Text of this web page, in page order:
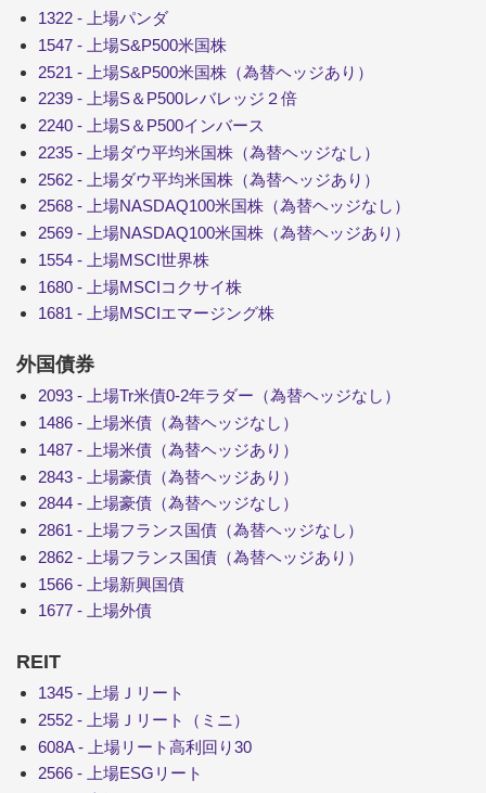
1322 - 上場パンダ
1547 - 上場S&P500米国株
2521 - 上場S&P500米国株（為替ヘッジあり）
2239 - 上場S＆P500レバレッジ２倍
2240 - 上場S＆P500インバース
2235 - 上場ダウ平均米国株（為替ヘッジなし）
2562 - 上場ダウ平均米国株（為替ヘッジあり）
2568 - 上場NASDAQ100米国株（為替ヘッジなし）
2569 - 上場NASDAQ100米国株（為替ヘッジあり）
1554 - 上場MSCI世界株
1680 - 上場MSCIコクサイ株
1681 - 上場MSCIエマージング株
外国債券
2093 - 上場Tr米債0-2年ラダー（為替ヘッジなし）
1486 - 上場米債（為替ヘッジなし）
1487 - 上場米債（為替ヘッジあり）
2843 - 上場豪債（為替ヘッジあり）
2844 - 上場豪債（為替ヘッジなし）
2861 - 上場フランス国債（為替ヘッジなし）
2862 - 上場フランス国債（為替ヘッジあり）
1566 - 上場新興国債
1677 - 上場外債
REIT
1345 - 上場Ｊリート
2552 - 上場Ｊリート（ミニ）
608A - 上場リート高利回り30
2566 - 上場ESGリート